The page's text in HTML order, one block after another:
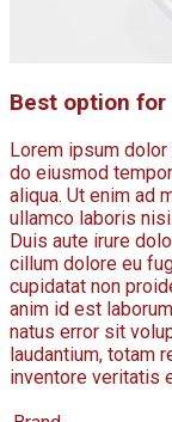
Best option for
Lorem ipsum
do eiusmod
aliqua. Ut enim ad
ullamco laboris
Duis aute irure
cillum dolore eu
cupidatat non
anim id est
natus error sit
laudantium, totam
inventore veritatis